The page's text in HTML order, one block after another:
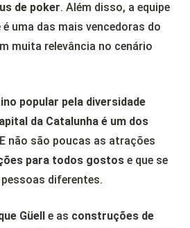
de poker. Além disso, a equipe
uma das mais vencedoras do
muita relevância no cenário
popular pela diversidade
da Catalunha é um dos
não são poucas as atrações
para todos gostos e que se
diferentes.
Güell e as construções de